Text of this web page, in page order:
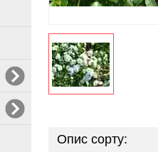
Опис сорту: